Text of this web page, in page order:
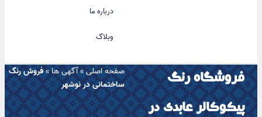
درباره ما
وبلاگ
فروشگاه رنگ
پیکوکالر عابدی در
صفحه اصلی»آگهی ها»فروش رنگ‌
ساختمانی در نوشهر